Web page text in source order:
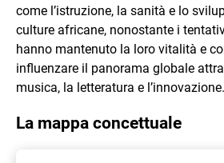
come l’istruzione, la sanità e lo
culture africane, nonostante i
hanno mantenuto la loro vitalità e
influenzare il panorama globale
musica, la letteratura e l’innovazione.
La mappa concettuale